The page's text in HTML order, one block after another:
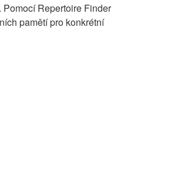
Pomocí Repertoire Finder
pamětí pro konkrétní